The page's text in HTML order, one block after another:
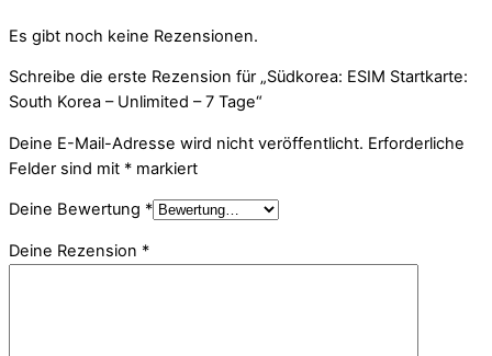
Es gibt noch keine Rezensionen.
Schreibe die erste Rezension für „Südkorea: ESIM Startkarte:
South Korea – Unlimited – 7 Tage“
Deine E-Mail-Adresse wird nicht veröffentlicht. Erforderliche
Felder sind mit * markiert
Deine Bewertung *
Deine Rezension *